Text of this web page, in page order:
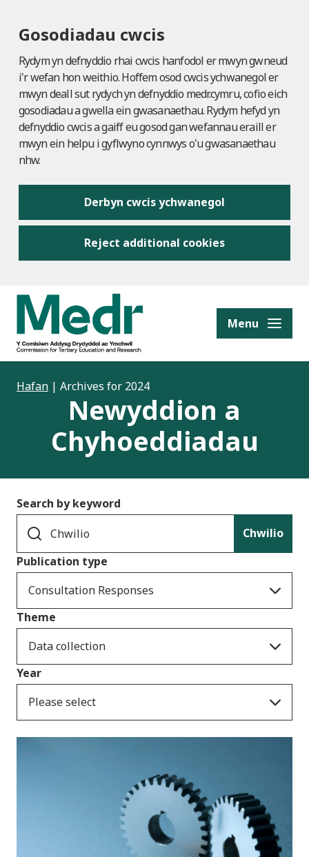
Gosodiadau cwcis
Rydym yn defnyddio rhai cwcis hanfodol er mwyn gwneud
i'r wefan hon weithio. Hoffem osod cwcis ychwanegol er
mwyn deall sut rydych yn defnyddio medr.cymru, cofio eich
gosodiadau a gwella ein gwasanaethau. Rydym hefyd yn
defnyddio cwcis a gaiff eu gosod gan wefannau eraill er
mwyn ein helpu i gyflwyno cynnwys o'u gwasanaethau
nhw.
Derbyn cwcis ychwanegol
Reject additional cookies
content Menu
Hafan | Archives for 2024
Newyddion a
Chyhoeddiadau
Search by keyword
Chwilio
Publication type
Consultation Responses
Theme
Data collection
Year
Please select
Cyhoeddiadau